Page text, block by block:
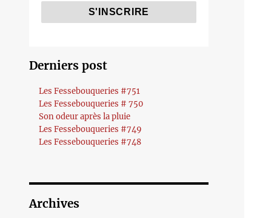
Derniers post
Les Fessebouqueries #751
Les Fessebouqueries # 750
Son odeur après la pluie
Les Fessebouqueries #749
Les Fessebouqueries #748
Archives